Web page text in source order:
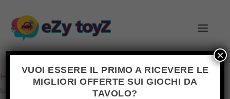
Home /Giochi e giocattoli/Giochi di società/Giochi da
tavolo
/ Clementoni – Ce L’Ho Gioco Tascabile
VUOI ESSERE IL PRIMO A RICEVERE LE
MIGLIORI OFFERTE SUI GIOCHI DA
TAVOLO?
×